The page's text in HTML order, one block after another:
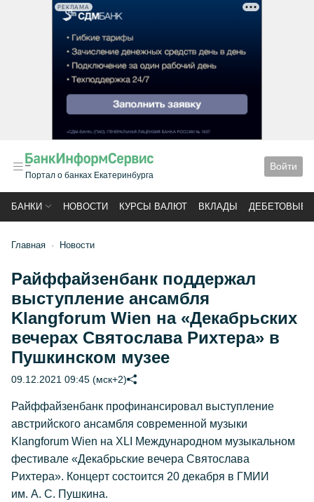
РЕКЛАМА
Портал о банках Екатеринбурга
Войти
БАНКИ НОВОСТИ КУРСЫ ВАЛЮТ ВКЛАДЫ ДЕБЕТОВЫЕ
Главная Новости
Райффайзенбанк поддержал
выступление ансамбля
Klangforum Wien на «Декабрьских
вечерах Святослава Рихтера» в
Пушкинском музее
09.12.2021 09:45 (мск+2)
Райффайзенбанк профинансировал выступление
австрийского ансамбля современной музыки
Klangforum Wien на XLI Международном музыкальном
фестивале «Декабрьские вечера Святослава
Рихтера». Концерт состоится 20 декабря в ГМИИ
им. А. С. Пушкина.